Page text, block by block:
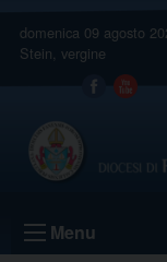
content
domenica 09 agosto
Stein, vergine
Menu